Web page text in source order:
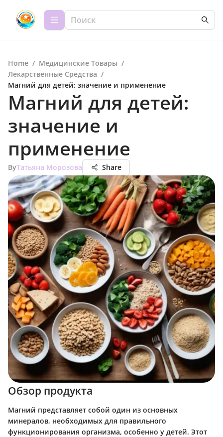
Home / Медицинские Товары /
Лекарственные Средства /
Магний для детей: значение и применение
Магний для детей:
значение и
применение
ByТатьяна Морозова Share
Обзор продукта
Магний представляет собой один из основных
минералов, необходимых для правильного
функционирования организма, особенно у детей. Этот